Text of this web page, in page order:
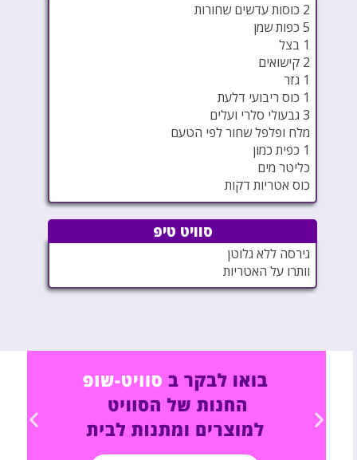
2 כוסות עדשים שחורות
5 כפות שמן
1 בצל
2 קישואים
1 גזר
1 כוס ריבועי דלעת
3 גבעולי סלרי ועלים
מלח ופלפל שחור לפי הטעם
1 כפית כמון
כליטר מים
כוס אטריות דקות
סוויט טיפ
גירסה ללא גלוטן
וותרו על האטריות